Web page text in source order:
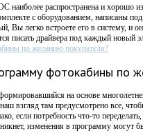
наиболее распространена и хорошо
с оборудованием, написаны
Вы легко встроете его в систему, и он
писать драйвера под каждый новый
по желанию покупателя?
фотокабины по
на основе
взгляд там предусмотрено все,
если потребность что-то
изменения в программу могут